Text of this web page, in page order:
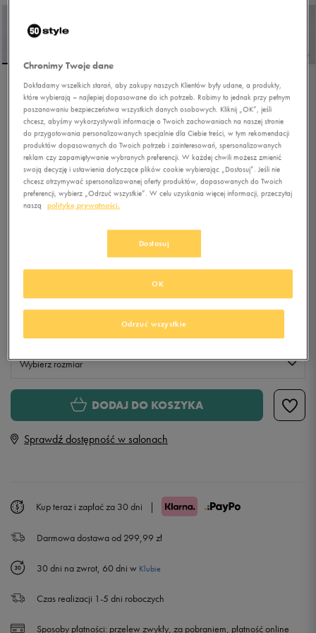
NIKE W AIR PEGASUS
2005
0.0 (0 )
449,99zł-10% (cena bezpośrednio przed promocją)
422,99zł -4%(najniższa cena z 30 dni przed obniżką)
404,99złz Vat
Wybierz rozmiar
Rozmiary EU Rozmiary US
23 cm
38 24 cm
38,5 24,5 cm
39 25 cm
DODAJ DO KOSZYKA
Sprawdź dostępność w salonach
Kup teraz i zapłać za 30 dni |
Darmowa dostawa od 299,99 zł
30 dni na zwrot, 60 dni w Klubie
Czas realizacji 1-5 dni roboczych
Sposoby płatności: przelew zwykły, za pobraniem, płatność online
Chronimy Twoje dane
Dokładamy wszelkich starań, aby zakupy naszych Klientów były udane, a produkty,
które wybierają – najlepiej dopasowane do ich potrzeb. Robimy to jednak przy pełnym
poszanowaniu bezpieczeństwa wszystkich danych osobowych. Kliknij „OK”, jeśli
chcesz, abyśmy wykorzystywali informacje o Twoich zachowaniach na naszej stronie
do przygotowania personalizowanych specjalnie dla Ciebie treści, w tym rekomendacji
produktów dopasowanych do Twoich potrzeb i zainteresowań, spersonalizowanych
reklam czy zapamiętywanie wybranych preferencji. W każdej chwili możesz zmienić
swoją decyzję i ustawienia dotyczące plików cookie wybierając „Dostosuj”. Jeśli nie
chcesz otrzymywać spersonalizowanej oferty produktów, dopasowanych do Twoich
preferencji, wybierz „Odrzuć wszystkie”. W celu uzyskania więcej informacji, przeczytaj
naszą
politykę prywatności.
Dostosuj
Odrzuć wszystkie
OK